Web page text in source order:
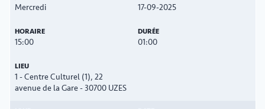
Mercredi 17-09-2025
15:00 01:00
1 - Centre Culturel (1), 22
avenue de la Gare - 30700 UZES